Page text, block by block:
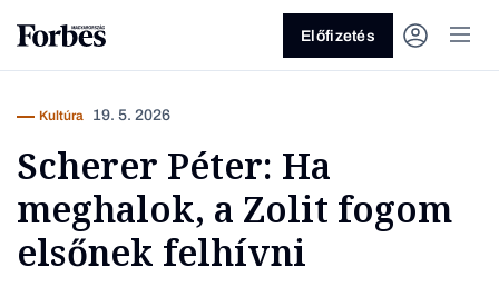
Előfizetés
Kultúra 19. 5. 2026
Scherer Péter: Ha
meghalok, a Zolit fogom
elsőnek felhívni